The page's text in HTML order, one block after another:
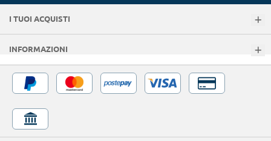
I TUOI ACQUISTI
INFORMAZIONI